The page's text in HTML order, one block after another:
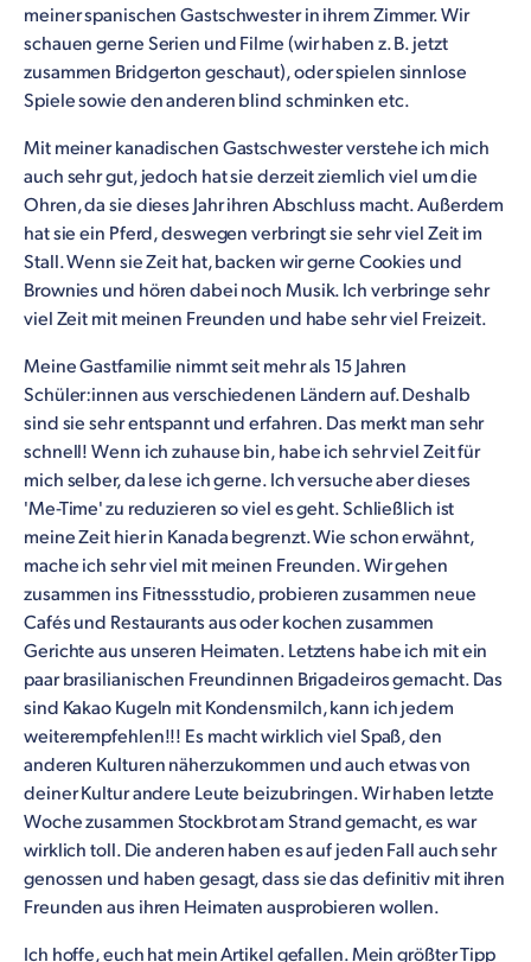
meiner spanischen Gastschwester in ihrem Zimmer. Wir
schauen gerne Serien und Filme (wir haben z. B. jetzt
zusammen Bridgerton geschaut), oder spielen sinnlose
Spiele sowie den anderen blind schminken etc.
Mit meiner kanadischen Gastschwester verstehe ich mich
auch sehr gut, jedoch hat sie derzeit ziemlich viel um die
Ohren, da sie dieses Jahr ihren Abschluss macht. Außerdem
hat sie ein Pferd, deswegen verbringt sie sehr viel Zeit im
Stall. Wenn sie Zeit hat, backen wir gerne Cookies und
Brownies und hören dabei noch Musik. Ich verbringe sehr
viel Zeit mit meinen Freunden und habe sehr viel Freizeit.
Meine Gastfamilie nimmt seit mehr als 15 Jahren
Schüler:innen aus verschiedenen Ländern auf. Deshalb
sind sie sehr entspannt und erfahren. Das merkt man sehr
schnell! Wenn ich zuhause bin, habe ich sehr viel Zeit für
mich selber, da lese ich gerne. Ich versuche aber dieses
'Me-Time' zu reduzieren so viel es geht. Schließlich ist
meine Zeit hier in Kanada begrenzt. Wie schon erwähnt,
mache ich sehr viel mit meinen Freunden. Wir gehen
zusammen ins Fitnessstudio, probieren zusammen neue
Cafés und Restaurants aus oder kochen zusammen
Gerichte aus unseren Heimaten. Letztens habe ich mit ein
paar brasilianischen Freundinnen Brigadeiros gemacht. Das
sind Kakao Kugeln mit Kondensmilch, kann ich jedem
weiterempfehlen!!! Es macht wirklich viel Spaß, den
anderen Kulturen näherzukommen und auch etwas von
deiner Kultur andere Leute beizubringen. Wir haben letzte
Woche zusammen Stockbrot am Strand gemacht, es war
wirklich toll. Die anderen haben es auf jeden Fall auch sehr
genossen und haben gesagt, dass sie das definitiv mit ihren
Freunden aus ihren Heimaten ausprobieren wollen.
Ich hoffe, euch hat mein Artikel gefallen. Mein größter Tipp